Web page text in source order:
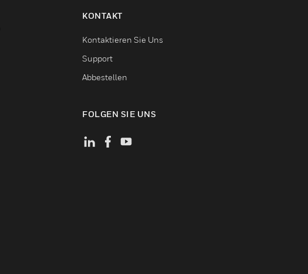
KONTAKT
Kontaktieren Sie Uns
Support
Abbestellen
FOLGEN SIE UNS